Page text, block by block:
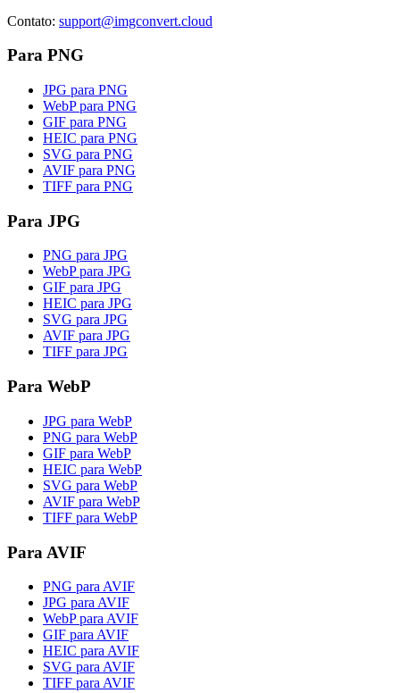
Contato: support@imgconvert.cloud
Para PNG
JPG para PNG
WebP para PNG
GIF para PNG
HEIC para PNG
SVG para PNG
AVIF para PNG
TIFF para PNG
Para JPG
PNG para JPG
WebP para JPG
GIF para JPG
HEIC para JPG
SVG para JPG
AVIF para JPG
TIFF para JPG
Para WebP
JPG para WebP
PNG para WebP
GIF para WebP
HEIC para WebP
SVG para WebP
AVIF para WebP
TIFF para WebP
Para AVIF
PNG para AVIF
JPG para AVIF
WebP para AVIF
GIF para AVIF
HEIC para AVIF
SVG para AVIF
TIFF para AVIF